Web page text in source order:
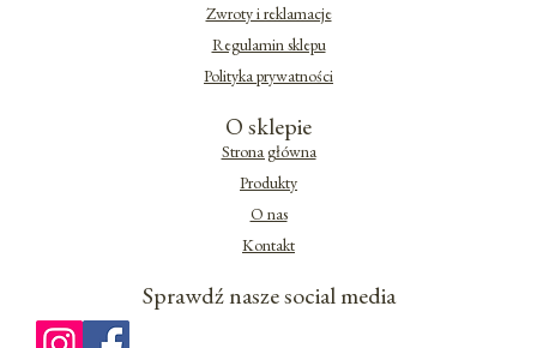
Zwroty i reklamacje
Regulamin sklepu
Polityka prywatności
O sklepie
Strona główna
Produkty
O nas
Kontakt
Sprawdź nasze social media